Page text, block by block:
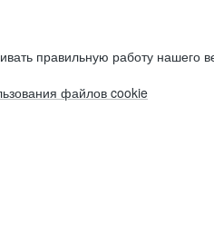
правильную работу нашего
файлов cookie